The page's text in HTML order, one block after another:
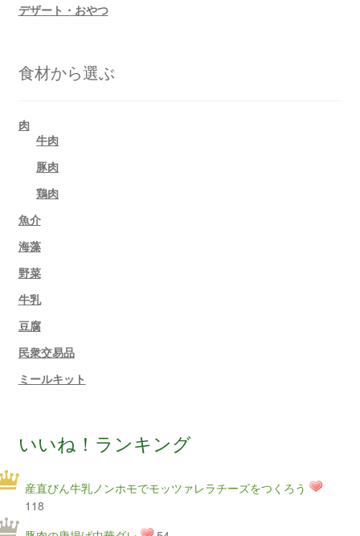
デザート・おやつ
食材から選ぶ
肉
牛肉
豚肉
鶏肉
魚介
海藻
野菜
牛乳
豆腐
民衆交易品
ミールキット
いいね！ランキング
産直びん牛乳ノンホモでモッツァレラチーズをつくろう
118